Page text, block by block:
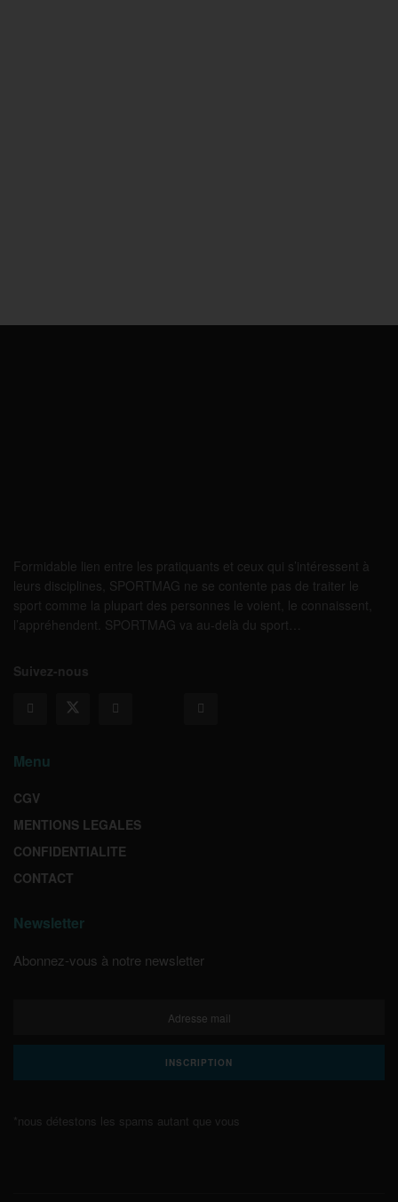
Formidable lien entre les pratiquants et ceux qui s’intéressent à
leurs disciplines, SPORTMAG ne se contente pas de traiter le
sport comme la plupart des personnes le voient, le connaissent,
l’appréhendent. SPORTMAG va au-delà du sport…
Suivez-nous
Menu
CGV
MENTIONS LEGALES
CONFIDENTIALITE
CONTACT
Newsletter
Abonnez-vous à notre newsletter
*nous détestons les spams autant que vous